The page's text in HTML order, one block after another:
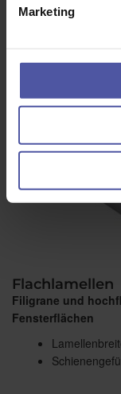
Marketing
Flachlamellen
Filigrane und
Fensterflächen